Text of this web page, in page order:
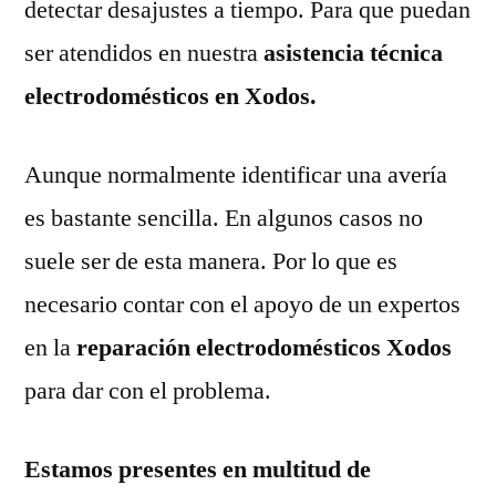
detectar desajustes a tiempo. Para que puedan
ser atendidos en nuestraasistencia técnica
electrodomésticos en Xodos.
Aunque normalmente identificar una avería
es bastante sencilla. En algunos casos no
suele ser de esta manera. Por lo que es
necesario contar con el apoyo de un expertos
en lareparación electrodomésticos Xodos
para dar con el problema.
Estamos presentes en multitud de